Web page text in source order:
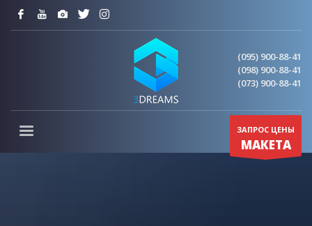
(095) 900-88-41
(098) 900-88-41
(073) 900-88-41
ЗАПРОС ЦЕНЫ
МАКЕТА